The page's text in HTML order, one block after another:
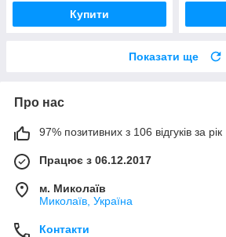
Купити
Показати ще
Про нас
97% позитивних з 106 відгуків за рік
Працює з 06.12.2017
м. Миколаїв
Миколаїв, Україна
Контакти